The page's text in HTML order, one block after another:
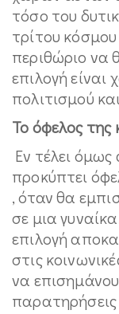
τόσο του
τρίτου
περιθώριο να
επιλογή είναι
πολιτισμού
Το όφελος της
Εν τέλει
προκύπτει
, όταν θα
σε μια
επιλογή
στις
να
παρατηρήσεις